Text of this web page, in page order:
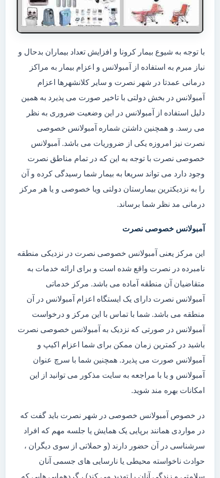
با توجه به شیوع بیمار کرونا و افزایش تعداد بیماران بدحال و
نیاز مبرم به استفاده از آمبولانس و اعزام بیمار به مراکز
درمانی عمدتا در شهر نصرت و سایر کلانشهرها اعزام
آمبولانس در بخش دولتی با تاخیر صورت می پذیرد به همین
دلیل استفاده از آمبولانس در این وضعیت ضروری به نظر
می رسد. و همچنین داشتن شماره آمبولانس خصوصی
نصرت نیز امروزه یکی از ضروریات می باشد. آمبولانس
خصوصی نصرت با توجه به این که در تمام مناطق نصرت
وجود دارد می تواند سریعا به بیمار شما رسیدگی کرده و آن
را به نزدیکترین بیمارستان دولتی ویا خصوصی و یا هر مرکز
درمانی مد نظر شما برساند.
آمبولانس خصوصی نصرت
این مرکز یعنی آمبولانس خصوصی نصرت در نزدیکی منطقه
نامبرده در نصرت واقع شده است و برای ارائه خدمات به
متقاضیان آن منطقه آماده می باشد. مرکز خدماتی
آمبولانس نصرت دارای یک ایستگاه اعزام آمبولانس در آن
منطقه می باشد. شما با تماس با این مرکز و درخواست
آمبولانس در صورتی که نزدیک به آمبولانس خصوصی نصرت
باشید در کمترین زمان ممکن برای شما اعزام اکیپ و
آمبولانس صورت می پذیرد. همچنین شما با سرچ عنوان
آمبولانس و یا با مراجعه به سایت مذکور می توانید از این
امکانات بهره مند شوید.
در خصوص آمبولانس خصوصی در شهر نصرت باید گفت که
در مواردی همانند برپایی یک همایش یا جلسه مهم که افراد
سرشناسی در آن حضور دارند (و حملاتی از سوی دیگران ،
حوادث ناخواسته محیطی یا نارسایی های جسمی آنان
سلامتی و زندگی آنان را تهدید می کند) ، گردهمایی هایی که